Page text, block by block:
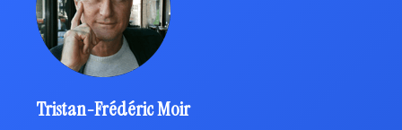
Tristan-Frédéric Moir